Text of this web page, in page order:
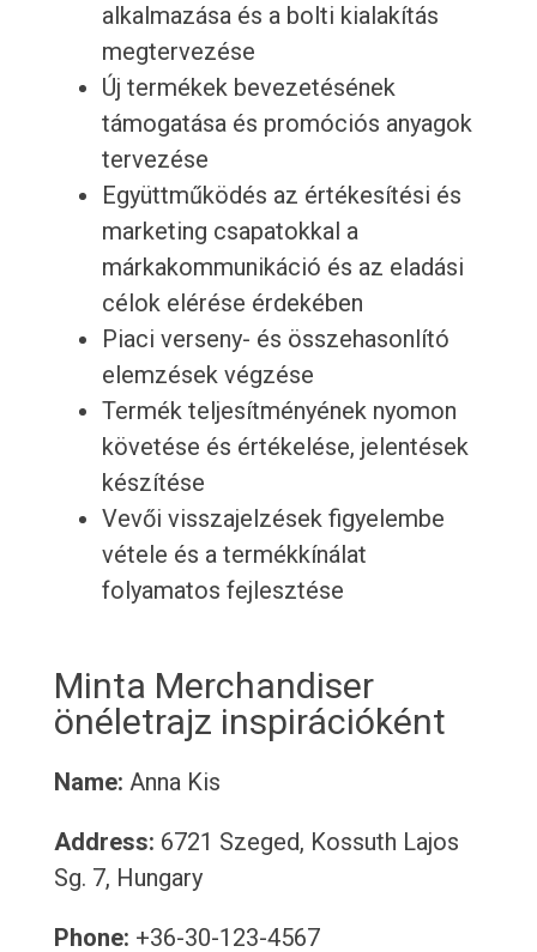
alkalmazása és a bolti kialakítás
megtervezése
Új termékek bevezetésének
támogatása és promóciós anyagok
tervezése
Együttműködés az értékesítési és
marketing csapatokkal a
márkakommunikáció és az eladási
célok elérése érdekében
Piaci verseny- és összehasonlító
elemzések végzése
Termék teljesítményének nyomon
követése és értékelése, jelentések
készítése
Vevői visszajelzések figyelembe
vétele és a termékkínálat
folyamatos fejlesztése
Minta Merchandiser
önéletrajz inspirációként
Name: Anna Kis
Address: 6721 Szeged, Kossuth Lajos
Sg. 7, Hungary
Phone: +36-30-123-4567